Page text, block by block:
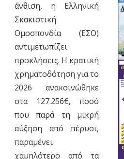
άνθιση, η Ελληνική
Σκακιστική
Ομοσπονδία (ΕΣΟ)
αντιμετωπίζει
προκλήσεις. Η κρατική
χρηματοδότηση για το
2026 ανακοινώθηκε
στα 127.256€, ποσό
που παρά τη μικρή
αύξηση από πέρυσι,
παραμένει
χαμηλότερο από τα